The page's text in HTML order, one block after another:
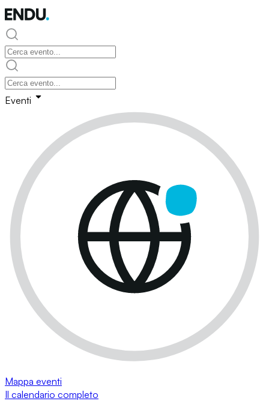
Eventi
Mappa eventi
Il calendario completo